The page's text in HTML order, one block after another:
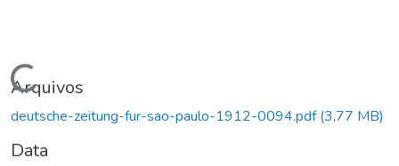
Carregando...
Arquivos
deutsche-zeitung-fur-sao-paulo-1912-0094.pdf(3,77 MB)
Data